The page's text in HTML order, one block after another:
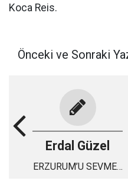
Koca Reis.
Önceki ve Sonraki
Erdal Güzel
ERZURUM’U SEVMEK